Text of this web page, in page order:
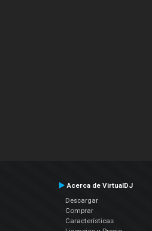
Acerca de VirtualDJ
Descargar
Comprar
Características